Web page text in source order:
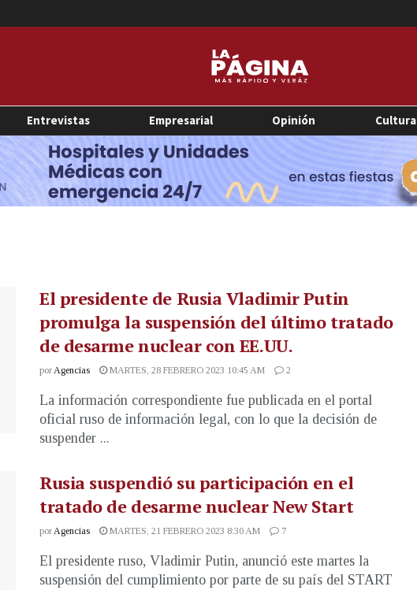
Entrevistas Empresarial Opinión Cultura
El presidente de Rusia Vladimir Putin
promulga la suspensión del último tratado
de desarme nuclear con EE.UU.
porAgencias MARTES, 28 FEBRERO 2023 10:45 AM 2
La información correspondiente fue publicada en el portal
oficial ruso de información legal, con lo que la decisión de
suspender ...
Rusia suspendió su participación en el
tratado de desarme nuclear New Start
porAgencias MARTES, 21 FEBRERO 2023 8:30 AM 7
El presidente ruso, Vladimir Putin, anunció este martes la
suspensión del cumplimiento por parte de su país del START